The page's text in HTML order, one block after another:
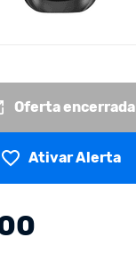
Oferta encerrada
Ativar Alerta